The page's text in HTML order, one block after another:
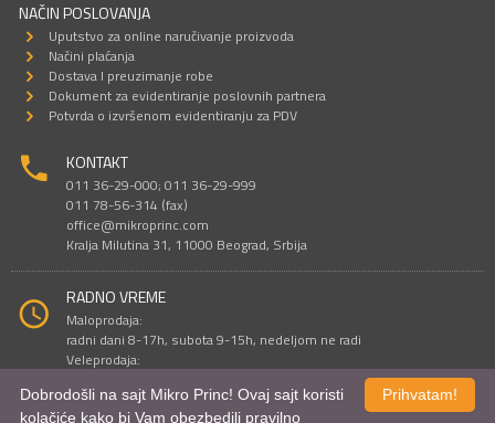
NAČIN POSLOVANJA
Uputstvo za online naručivanje proizvoda
Načini plaćanja
Dostava I preuzimanje robe
Dokument za evidentiranje poslovnih partnera
Potvrda o izvršenom evidentiranju za PDV
KONTAKT
011 36-29-000; 011 36-29-999
011 78-56-314 (fax)
office@mikroprinc.com
Kralja Milutina 31, 11000 Beograd, Srbija
RADNO VREME
Maloprodaja:
radni dani 8-17h, subota 9-15h, nedeljom ne radi
Veleprodaja:
Prihvatam!
Dobrodošli na sajt Mikro Princ! Ovaj sajt koristi
kolačiće kako bi Vam obezbedili pravilno